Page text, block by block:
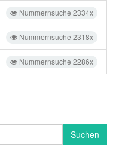
Nummernsuche 2334x
Nummernsuche 2318x
Nummernsuche 2286x
Suchen